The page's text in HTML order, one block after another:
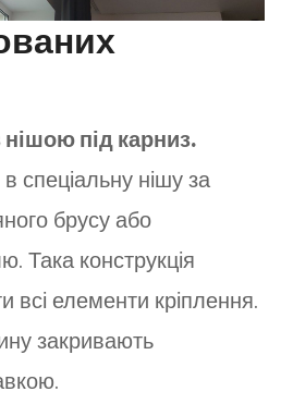
під карниз.
спеціальну нішу за
брусу або
Така конструкція
всі елементи кріплення.
закривають